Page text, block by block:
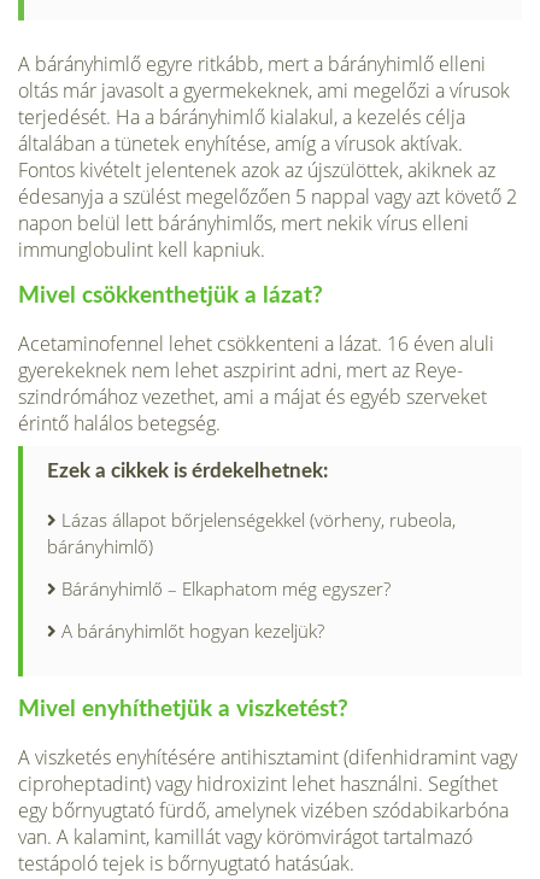
A bárányhimlő egyre ritkább, mert a bárányhimlő elleni
oltás már javasolt a gyermekeknek, ami megelőzi a vírusok
terjedését. Ha a bárányhimlő kialakul, a kezelés célja
általában a tünetek enyhítése, amíg a vírusok aktívak.
Fontos kivételt jelentenek azok az újszülöttek, akiknek az
édesanyja a szülést megelőzően 5 nappal vagy azt követő 2
napon belül lett bárányhimlős, mert nekik vírus elleni
immunglobulint kell kapniuk.
Mivel csökkenthetjük a lázat?
Acetaminofennel lehet csökkenteni a lázat. 16 éven aluli
gyerekeknek nem lehet aszpirint adni, mert az Reye-
szindrómához vezethet, ami a májat és egyéb szer­veket
érintő halálos betegség.
Ezek a cikkek is érdekelhetnek:
Lázas állapot bőrjelenségekkel (vörheny, rubeola,
bárányhimlő)
Bárányhimlő – Elkaphatom még egyszer?
A bárányhimlőt hogyan kezeljük?
Mivel enyhíthetjük a viszketést?
A viszketés enyhítésére antihisztamint (difenhidramint vagy
ciproheptadint) vagy hidroxizint lehet használni. Segíthet
egy bőrnyugtató fürdő, amelynek vizé­ben szódabikarbóna
van. A kalamint, kamillát vagy körömvirágot tartalmazó
testápoló tejek is bőrnyugtató hatásúak.